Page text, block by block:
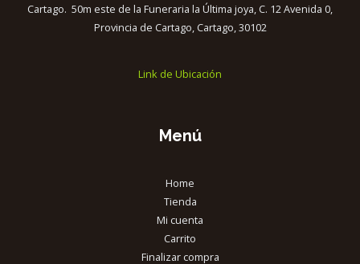
Cartago. 50m este de la Funeraria la Última joya, C. 12 Avenida 0,
Provincia de Cartago, Cartago, 30102
Link de Ubicación
Menú
Home
Tienda
Mi cuenta
Carrito
Finalizar compra